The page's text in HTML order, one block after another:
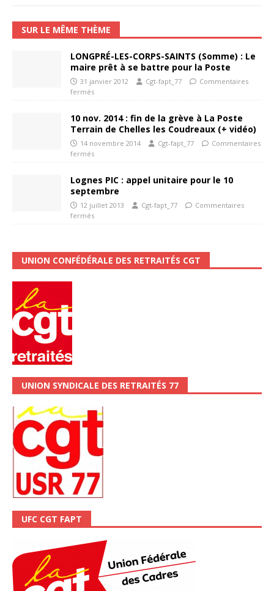
SUR LE MÊME THÈME
LONGPRÉ-LES-CORPS-SAINTS (Somme) : Le
maire prêt à se battre pour la Poste
31 janvier 2012 Cgt-fapt_77
Commentaires
fermés
10 nov. 2014 : fin de la grève à La Poste
Terrain de Chelles les Coudreaux (+ vidéo)
14 novembre 2014 Cgt-fapt_77
Commentaires
fermés
Lognes PIC : appel unitaire pour le 10
septembre
12 juillet 2013 Cgt-fapt_77
Commentaires
fermés
UNION CONFÉDÉRALE DES RETRAITÉS CGT
UNION SYNDICALE DES RETRAITÉS 77
UFC CGT FAPT